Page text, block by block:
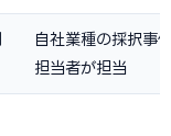
自社業種の採択事
担当者が担当